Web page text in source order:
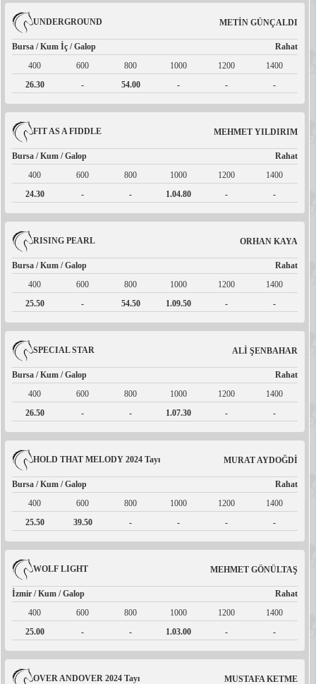
UNDERGROUND METİN GÜNÇALDI
Bursa / Kum İç / Galop
Rahat
400
600 800 1000 1200
1400
26.30
- 54.00 - - -
FIT AS A FIDDLE MEHMET YILDIRIM
Bursa / Kum / Galop
Rahat
400
600 800 1000 1200
1400
24.30
- - 1.04.80 - -
RISING PEARL ORHAN KAYA
Bursa / Kum / Galop
Rahat
400
600 800 1000 1200
1400
25.50
- 54.50 1.09.50 - -
SPECIAL STAR ALİ ŞENBAHAR
Bursa / Kum / Galop
Rahat
400
600 800 1000 1200
1400
26.50
- - 1.07.30 - -
HOLD THAT MELODY 2024 Tayı MURAT AYDOĞDİ
Bursa / Kum / Galop
Rahat
400
600 800 1000 1200
1400
25.50
39.50 - - - -
WOLF LIGHT MEHMET GÖNÜLTAŞ
İzmir / Kum / Galop
Rahat
400
600 800 1000 1200
1400
25.00
- - 1.03.00 - -
OVER ANDOVER 2024 Tayı MUSTAFA KETME